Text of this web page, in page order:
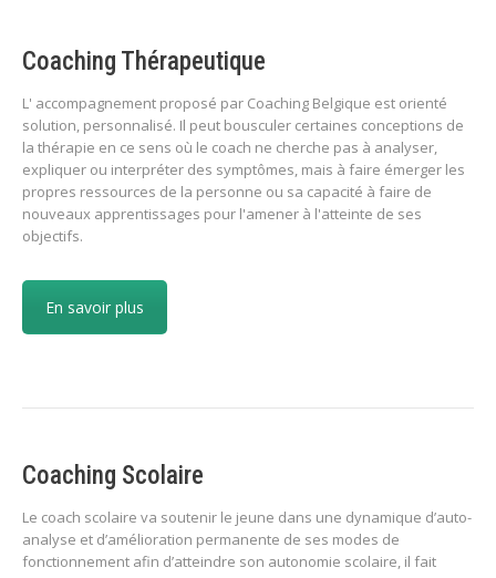
Coaching Thérapeutique
L' accompagnement proposé par Coaching Belgique est orienté
solution, personnalisé. Il peut bousculer certaines conceptions de
la thérapie en ce sens où le coach ne cherche pas à analyser,
expliquer ou interpréter des symptômes, mais à faire émerger les
propres ressources de la personne ou sa capacité à faire de
nouveaux apprentissages pour l'amener à l'atteinte de ses
objectifs.
En savoir plus
Coaching Scolaire
Le coach scolaire va soutenir le jeune dans une dynamique d’auto-
analyse et d’amélioration permanente de ses modes de
fonctionnement afin d’atteindre son autonomie scolaire, il fait